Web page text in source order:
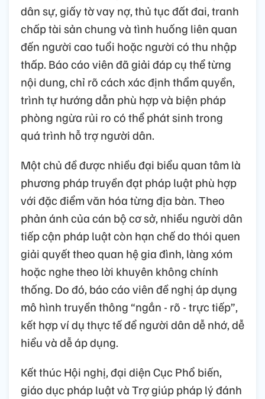
dân sự, giấy tờ vay nợ, thủ tục đất đai, tranh
chấp tài sản chung và tình huống liên quan
đến người cao tuổi hoặc người có thu nhập
thấp. Báo cáo viên đã giải đáp cụ thể từng
nội dung, chỉ rõ cách xác định thẩm quyền,
trình tự hướng dẫn phù hợp và biện pháp
phòng ngừa rủi ro có thể phát sinh trong
quá trình hỗ trợ người dân.
Một chủ đề được nhiều đại biểu quan tâm là
phương pháp truyền đạt pháp luật phù hợp
với đặc điểm văn hóa từng địa bàn. Theo
phản ánh của cán bộ cơ sở, nhiều người dân
tiếp cận pháp luật còn hạn chế do thói quen
giải quyết theo quan hệ gia đình, làng xóm
hoặc nghe theo lời khuyên không chính
thống. Do đó, báo cáo viên đề nghị áp dụng
mô hình truyền thông “ngắn - rõ - trực tiếp”,
kết hợp ví dụ thực tế để người dân dễ nhớ, dễ
hiểu và dễ áp dụng.
Kết thúc Hội nghị, đại diện Cục Phổ biến,
giáo dục pháp luật và Trợ giúp pháp lý đánh